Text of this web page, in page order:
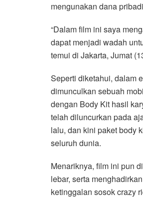
mengunakan dana
“Dalam film ini saya
dapat menjadi wadah
temui di Jakarta, Jumat
Seperti diketahui, dalam
dimunculkan sebuah
dengan Body Kit hasil
telah diluncurkan pada
lalu, dan kini paket body
seluruh dunia.
Menariknya, film ini pun
lebar, serta
ketinggalan sosok crazy